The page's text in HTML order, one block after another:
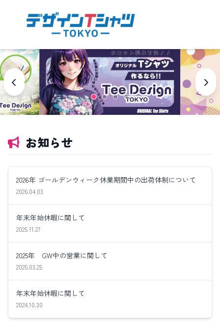
お知らせ
2026年 ゴールデンウィーク休業期間中の出荷体制について
2026.04.03
年末年始休暇に関して
2025.11.27
2025年 GW中の営業に関して
2025.03.25
年末年始休暇に関して
2024.10.30